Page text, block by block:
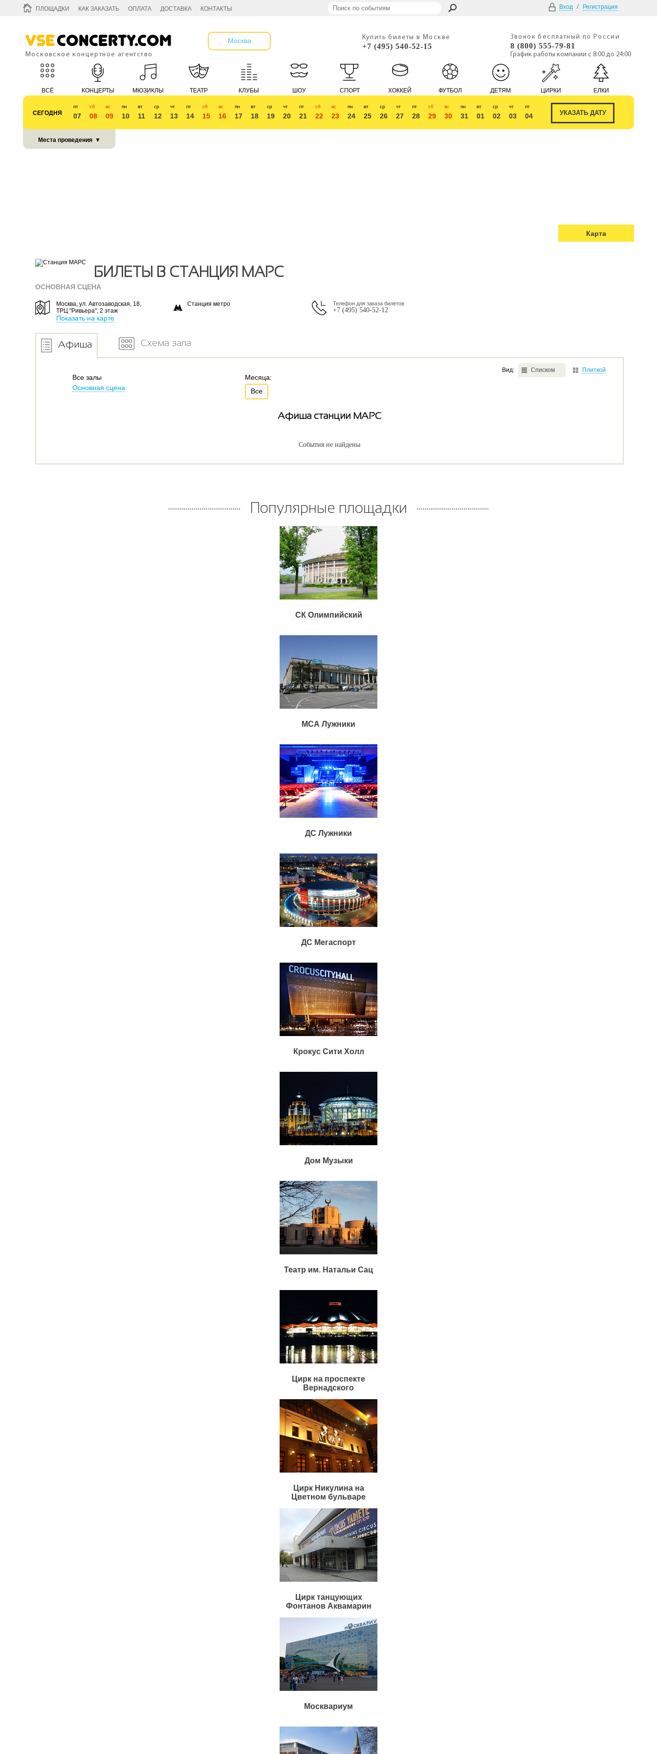
ПЛОЩАДКИ КАК ЗАКАЗАТЬ ОПЛАТА ДОСТАВКА КОНТАКТЫ Вход / Регистрация
VseConcerty.com
Московское концертное агентство
Москва Купить билеты в Москве
+7 (495) 540-52-15
Звонок бесплатный по России
8 (800) 555-79-81
График работы компании с 8:00 до 24:00
ВСЁ КОНЦЕРТЫ МЮЗИКЛЫ ТЕАТР КЛУБЫ ШОУ СПОРТ ХОККЕЙ ФУТБОЛ ДЕТЯМ ЦИРКИ ЕЛКИ
СЕГОДНЯ
пт
07
сб
08
вс
09
пн
10
вт
11
ср
12
чт
13
пт
14
сб
15
вс
16
пн
17
вт
18
ср
19
чт
20
пт
21
сб
22
вс
23
пн
24
вт
25
ср
26
чт
27
пт
28
сб
29
вс
30
пн
31
вт
01
ср
02
чт
03
пт
04
Места проведения ▼
Карта
БИЛЕТЫ В СТАНЦИЯ МАРС
ОСНОВНАЯ СЦЕНА
Москва, ул. Автозаводская, 18,
ТРЦ "Ривьера", 2 этаж
Показать на карте
Станция метро Телефон для заказа билетов
+7 (495) 540-52-12
Афиша Схема зала
Вид: Списком Плиткой
Все залы
Основная сцена
Месяца:
Все
Афиша станции МАРС
События не найдены
Популярные площадки
СК Олимпийский
МСА Лужники
ДС Лужники
ДС Мегаспорт
Крокус Сити Холл
Дом Музыки
Театр им. Натальи Сац
Цирк на проспекте
Вернадского
Цирк Никулина на
Цветном бульваре
Цирк танцующих
Фонтанов Аквамарин
Москвариум